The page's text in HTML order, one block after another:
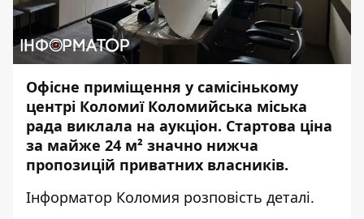
Офісне приміщення у самісінькому
центрі Коломиї Коломийська міська
рада виклала на аукціон. Стартова ціна
за майже 24 м² значно нижча
пропозицій приватних власників.
Інформатор Коломия розповість деталі.